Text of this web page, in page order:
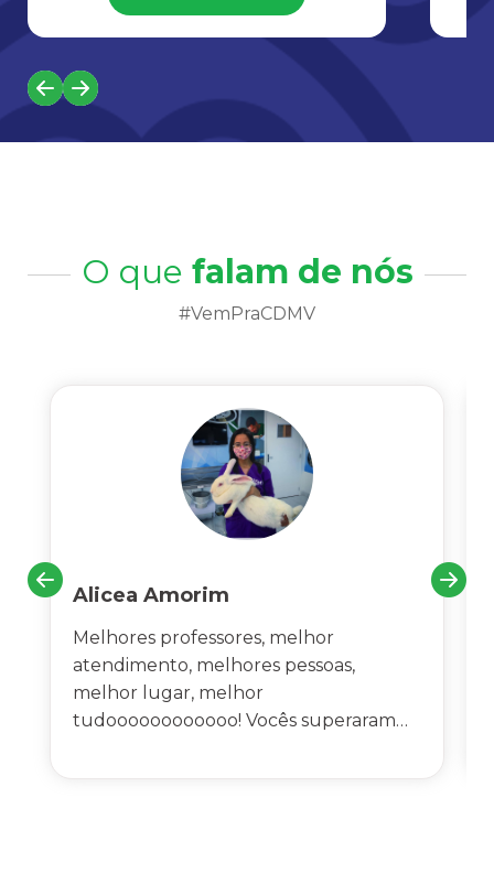
O que falam de nós
#VemPraCDMV
Alicea Amorim
Melhores professores, melhor
atendimento, melhores pessoas,
melhor lugar, melhor
tudoooooooooooo! Vocês superaram
como agradecer a todos por tudo!!